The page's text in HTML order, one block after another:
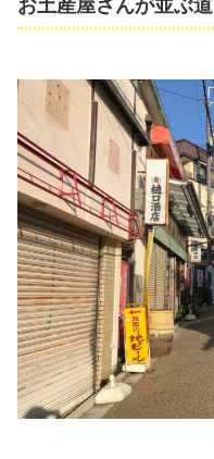
お土産屋さんが並ぶ道